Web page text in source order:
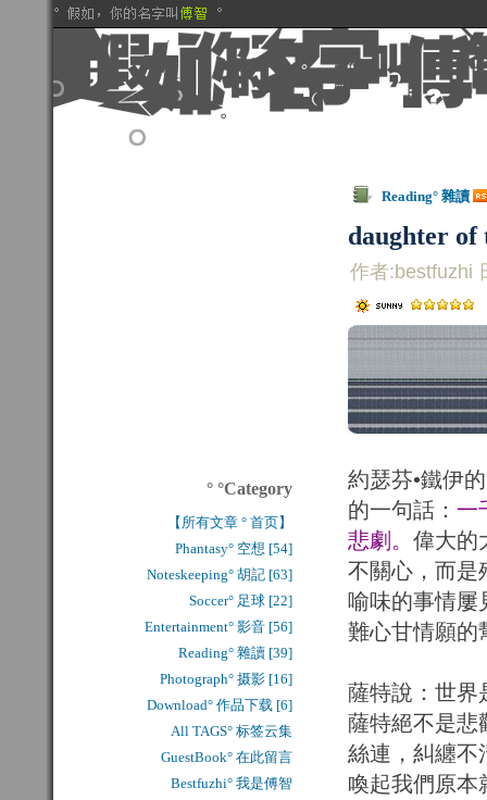
Reading° 雜讀
daughter of
作者:bestfuzhi
約瑟芬•鐵伊
的一句話： 一
悲劇。 偉大的
不關心，而是
喻味的事情屢
難心甘情願的
薩特說：世界
薩特絕不是悲
絲連，糾纏不
喚起我們原本
° °Category
【所有文章 ° 首页】
Phantasy° 空想 [54]
Noteskeeping° 胡記 [63]
Soccer° 足球 [22]
Entertainment° 影音 [56]
Reading° 雜讀 [39]
Photograph° 摄影 [16]
Download° 作品下载 [6]
All TAGS° 标签云集
GuestBook° 在此留言
Bestfuzhi° 我是傅智